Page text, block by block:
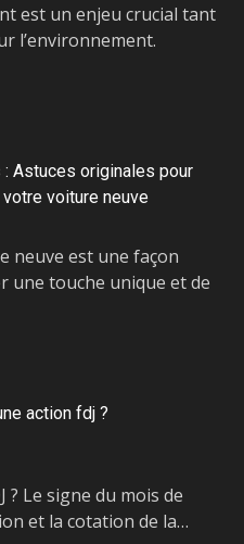
est un enjeu crucial tant
l’environnement.
Astuces originales pour
voiture neuve
neuve est une façon
une touche unique et de
action fdj ?
? Le signe du mois de
et la cotation de la…